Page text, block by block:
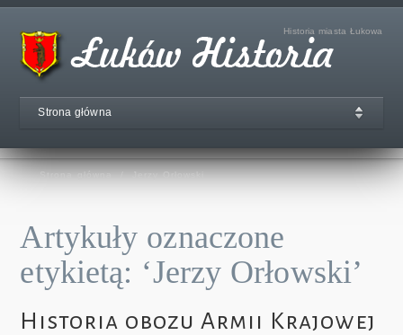
Historia miasta Łukowa
Strona główna
Strona główna Jerzy Orłowski
Artykuły oznaczone
etykietą: ‘Jerzy Orłowski’
Historia obozu Armii Krajowej